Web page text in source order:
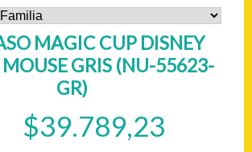
MAGIC CUP DISNEY
GRIS (NU-55623-
GR)
$39.789,23